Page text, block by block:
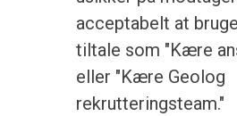
acceptabelt at
tiltale som "Kære
eller "Kære Geolog
rekrutteringsteam."